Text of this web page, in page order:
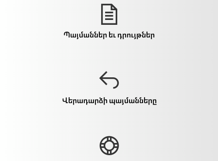
Պայմաններ եւ դրույթներ
Վերադարձի պայմանները